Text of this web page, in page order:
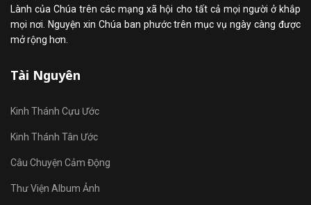
Lành của Chúa trên các mạng xã hội cho tất cả mọi người ở khắp
mọi nơi. Nguyện xin Chúa ban phước trên mục vụ ngày càng được
mở rộng hơn.
Tài Nguyên
Kinh Thánh Cựu Ước
Kinh Thánh Tân Ước
Câu Chuyện Cảm Động
Thư Viện Album Ảnh